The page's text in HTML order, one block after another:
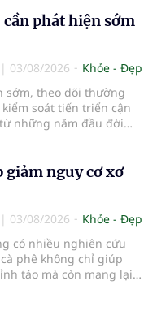
phát hiện sớm
| 03/08/2026
Khỏe - Đẹp
sớm, theo dõi thường
kiểm soát tiến triển cận
những năm đầu đời
là định hướng của
Nhãn nhi và Kiểm soát
hoạt động ngày 1/8.
giảm nguy cơ xơ
| 03/08/2026
Khỏe - Đẹp
có nhiều nghiên cứu
phê không chỉ giúp
táo mà còn mang lại